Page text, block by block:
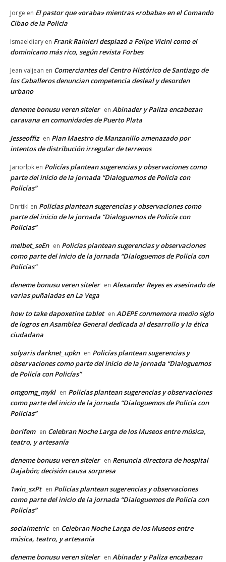
Jorge en El pastor que «oraba» mientras «robaba» en el Comando
Cibao de la Policía
Ismaeldiary en Frank Rainieri desplazó a Felipe Vicini como el
dominicano más rico, según revista Forbes
Jean valjean en Comerciantes del Centro Histórico de Santiago de
los Caballeros denuncian competencia desleal y desorden
urbano
deneme bonusu veren siteler en Abinader y Paliza encabezan
caravana en comunidades de Puerto Plata
Jesseoffiz en Plan Maestro de Manzanillo amenazado por
intentos de distribución irregular de terrenos
Jariorlpk en Policías plantean sugerencias y observaciones como
parte del inicio de la jornada “Dialoguemos de Policía con
Policías”
Dnrtikl en Policías plantean sugerencias y observaciones como
parte del inicio de la jornada “Dialoguemos de Policía con
Policías”
melbet_seEn en Policías plantean sugerencias y observaciones
como parte del inicio de la jornada “Dialoguemos de Policía con
Policías”
deneme bonusu veren siteler en Alexander Reyes es asesinado de
varias puñaladas en La Vega
how to take dapoxetine tablet en ADEPE conmemora medio siglo
de logros en Asamblea General dedicada al desarrollo y la ética
ciudadana
solyaris darknet_upkn en Policías plantean sugerencias y
observaciones como parte del inicio de la jornada “Dialoguemos
de Policía con Policías”
omgomg_mykl en Policías plantean sugerencias y observaciones
como parte del inicio de la jornada “Dialoguemos de Policía con
Policías”
borifem en Celebran Noche Larga de los Museos entre música,
teatro, y artesanía
deneme bonusu veren siteler en Renuncia directora de hospital
Dajabón; decisión causa sorpresa
1win_sxPt en Policías plantean sugerencias y observaciones
como parte del inicio de la jornada “Dialoguemos de Policía con
Policías”
socialmetric en Celebran Noche Larga de los Museos entre
música, teatro, y artesanía
deneme bonusu veren siteler en Abinader y Paliza encabezan